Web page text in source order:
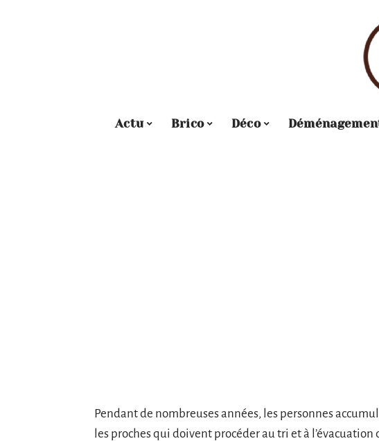
Actu Brico Déco
Pendant de nombreuses années, les personnes
les proches qui doivent procéder au tri et à